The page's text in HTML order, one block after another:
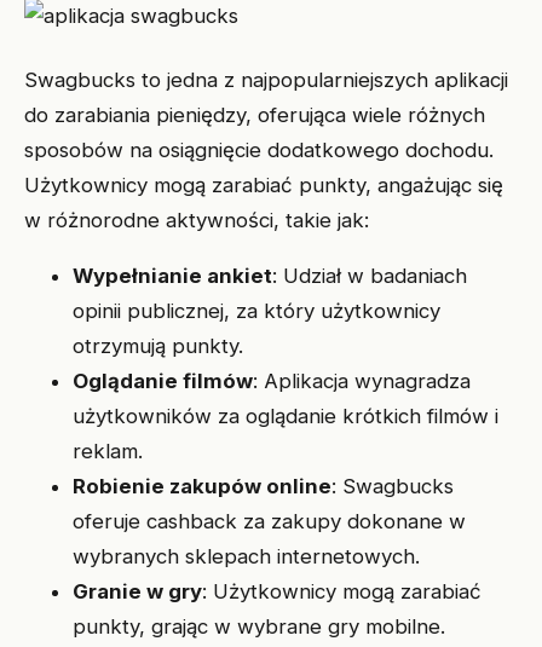
Swagbucks to jedna z najpopularniejszych aplikacji
do zarabiania pieniędzy, oferująca wiele różnych
sposobów na osiągnięcie dodatkowego dochodu.
Użytkownicy mogą zarabiać punkty, angażując się
w różnorodne aktywności, takie jak:
Wypełnianie ankiet: Udział w badaniach
opinii publicznej, za który użytkownicy
otrzymują punkty.
Oglądanie filmów: Aplikacja wynagradza
użytkowników za oglądanie krótkich filmów i
reklam.
Robienie zakupów online: Swagbucks
oferuje cashback za zakupy dokonane w
wybranych sklepach internetowych.
Granie w gry: Użytkownicy mogą zarabiać
punkty, grając w wybrane gry mobilne.